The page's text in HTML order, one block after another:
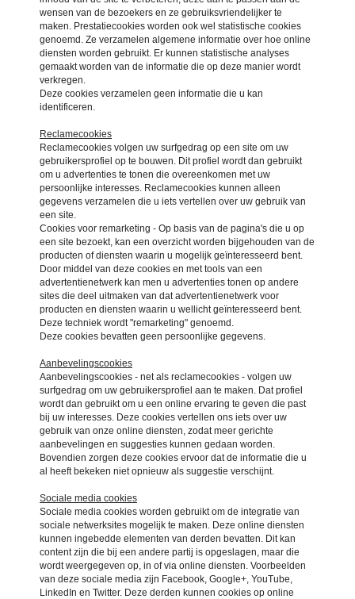
wensen van de bezoekers en ze gebruiksvriendelijker te
maken. Prestatiecookies worden ook wel statistische cookies
genoemd. Ze verzamelen algemene informatie over hoe online
diensten worden gebruikt. Er kunnen statistische analyses
gemaakt worden van de informatie die op deze manier wordt
verkregen.
Deze cookies verzamelen geen informatie die u kan
identificeren.
Reclamecookies
Reclamecookies volgen uw surfgedrag op een site om uw
gebruikersprofiel op te bouwen. Dit profiel wordt dan gebruikt
om u advertenties te tonen die overeenkomen met uw
persoonlijke interesses. Reclamecookies kunnen alleen
gegevens verzamelen die u iets vertellen over uw gebruik van
een site.
Cookies voor remarketing - Op basis van de pagina's die u op
een site bezoekt, kan een overzicht worden bijgehouden van de
producten of diensten waarin u mogelijk geïnteresseerd bent.
Door middel van deze cookies en met tools van een
advertentienetwerk kan men u advertenties tonen op andere
sites die deel uitmaken van dat advertentienetwerk voor
producten en diensten waarin u wellicht geïnteresseerd bent.
Deze techniek wordt "remarketing" genoemd.
Deze cookies bevatten geen persoonlijke gegevens.
Aanbevelingscookies
Aanbevelingscookies - net als reclamecookies - volgen uw
surfgedrag om uw gebruikersprofiel aan te maken. Dat profiel
wordt dan gebruikt om u een online ervaring te geven die past
bij uw interesses. Deze cookies vertellen ons iets over uw
gebruik van onze online diensten, zodat meer gerichte
aanbevelingen en suggesties kunnen gedaan worden.
Bovendien zorgen deze cookies ervoor dat de informatie die u
al heeft bekeken niet opnieuw als suggestie verschijnt.
Sociale media cookies
Sociale media cookies worden gebruikt om de integratie van
sociale netwerksites mogelijk te maken. Deze online diensten
kunnen ingebedde elementen van derden bevatten. Dit kan
content zijn die bij een andere partij is opgeslagen, maar die
wordt weergegeven op, in of via online diensten. Voorbeelden
van deze sociale media zijn Facebook, Google+, YouTube,
LinkedIn en Twitter. Deze derden kunnen cookies op online